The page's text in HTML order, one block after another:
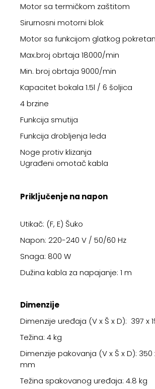
Motor sa termičkom zaštitom
Sirurnosni motorni blok
Motor sa funkcijom glatkog
Max.broj obrtaja 18000/min
Min. broj obrtaja 9000/min
Kapacitet bokala 1.5l / 6 šoljica
4 brzine
Funkcija smutija
Funkcija drobljenja leda
Noge protiv klizanja
Ugrađeni omotač kabla
Priključenje na napon
Utikač: (F, E) Šuko
Napon: 220-240 V / 50/60 Hz
Snaga: 800 W
Dužina kabla za napajanje: 1 m
Dimenzije
Dimenzije uređaja (V x Š x D): 397 x
Težina: 4 kg
Dimenzije pakovanja (V x Š x D): 350
mm
Težina spakovanog uređaja: 4.8 kg